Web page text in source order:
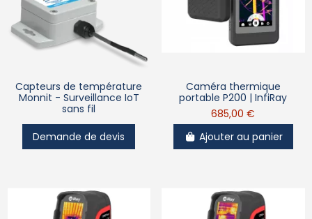
Capteurs de température
Monnit - Surveillance IoT
sans fil
Demande de devis
Caméra thermique
portable P200 | InfiRay
685,00 €
Ajouter au panier